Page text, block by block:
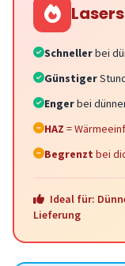
Schnellerbei
Günstiger
Engerbei
HAZ =
Begrenzt bei
Ideal für:
Lieferung